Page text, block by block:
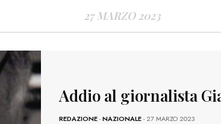
27 MARZO 2023
Addio al giornalista
REDAZIONE-NAZIONALE- 27 MARZO 2023